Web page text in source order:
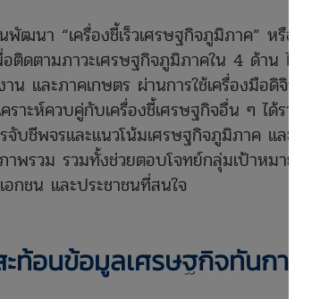
า “เครื่องชี้เร็วเศรษฐกิจภูมิภาค” หรือ
ตามภาวะเศรษฐกิจภูมิภาคใน 4 ด้าน ได้แก่
และภาคเกษตร ผ่านการใช้เครื่องมือดิจิทัล
าะห์ควบคู่กับเครื่องชี้เศรษฐกิจอื่น ๆ ได้รวดเร็ว
ชีพจรและแนวโน้มเศรษฐกิจภูมิภาค และเป็น
พรวม รวมทั้งช่วยตอบโจทย์กลุ่มเป้าหมายหลัก
กชน และประชาชนที่สนใจ
ท้อนข้อมูลเศรษฐกิจทันการณ์